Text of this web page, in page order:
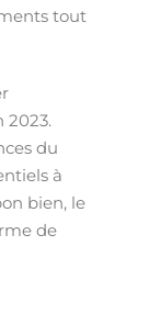
tout
2023.
du
à
bien, le
de